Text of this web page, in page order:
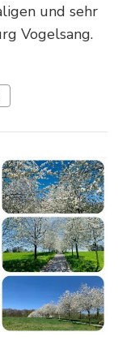
und sehr
Vogelsang.